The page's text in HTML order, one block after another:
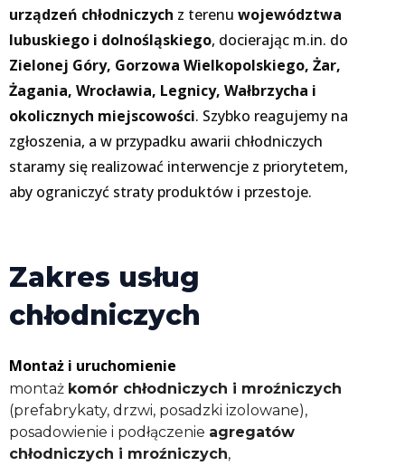
urządzeń chłodniczych z terenu województwa
lubuskiego i dolnośląskiego, docierając m.in. do
Zielonej Góry, Gorzowa Wielkopolskiego, Żar,
Żagania, Wrocławia, Legnicy, Wałbrzycha i
okolicznych miejscowości. Szybko reagujemy na
zgłoszenia, a w przypadku awarii chłodniczych
staramy się realizować interwencje z priorytetem,
aby ograniczyć straty produktów i przestoje.
Zakres usług
chłodniczych
Montaż i uruchomienie
montaż komór chłodniczych i mroźniczych
(prefabrykaty, drzwi, posadzki izolowane),
posadowienie i podłączenie agregatów
chłodniczych i mroźniczych,